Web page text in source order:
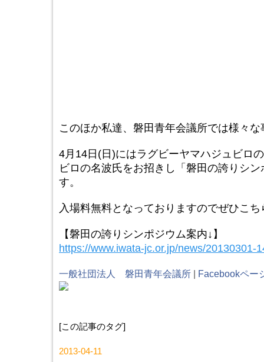
このほか私達、磐田青年会議所では様々
4月14日(日)にはラグビーヤマハジュビロ
ビロの名波氏をお招きし「磐田の誇りシ
す。
入場料無料となっておりますのでぜひこ
【磐田の誇りシンポジウム案内↓】
https://www.iwata-jc.or.jp/news/20130301-
一般社団法人 磐田青年会議所 Facebookペー
[この記事のタグ]
2013-04-11